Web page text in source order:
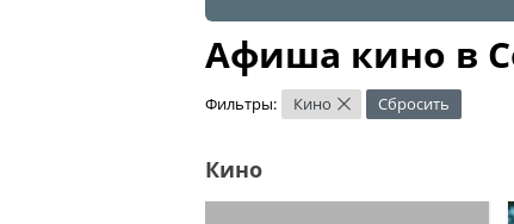
Афиша кино в
Фильтры:
Кино × Сбросить
Кино